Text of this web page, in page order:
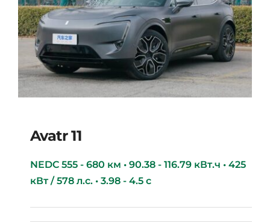
Avatr 11
Avatr 11
NEDC 555 - 680 км • 90.38 - 116.79 кВт.ч • 425
кВт / 578 л.с. • 3.98 - 4.5 с